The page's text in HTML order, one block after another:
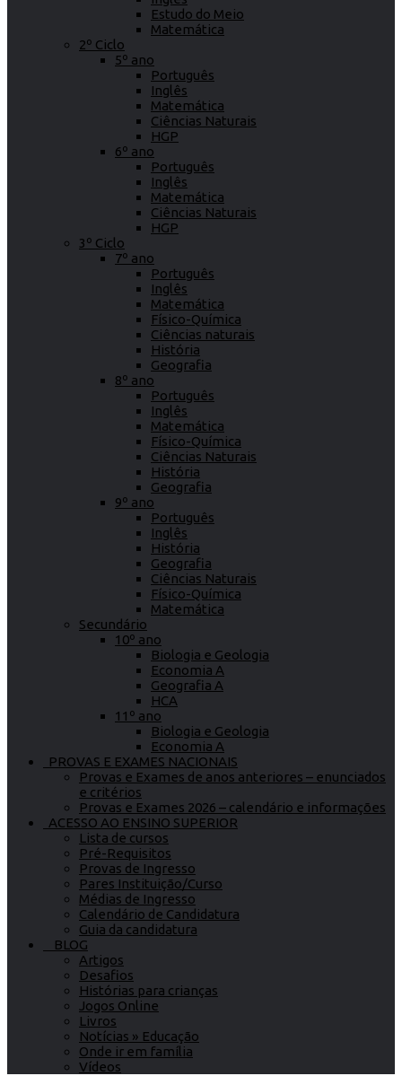
Estudo do Meio
Matemática
2º Ciclo
5º ano
Português
Inglês
Matemática
Ciências Naturais
HGP
6º ano
Português
Inglês
Matemática
Ciências Naturais
HGP
3º Ciclo
7º ano
Português
Inglês
Matemática
Físico-Química
Ciências naturais
História
Geografia
8º ano
Português
Inglês
Matemática
Físico-Química
Ciências Naturais
História
Geografia
9º ano
Português
Inglês
História
Geografia
Ciências Naturais
Físico-Química
Matemática
Secundário
10º ano
Biologia e Geologia
Economia A
Geografia A
HCA
11º ano
Biologia e Geologia
Economia A
PROVAS E EXAMES NACIONAIS
Provas e Exames de anos anteriores – enunciados
e critérios
Provas e Exames 2026 – calendário e informações
ACESSO AO ENSINO SUPERIOR
Lista de cursos
Pré-Requisitos
Provas de Ingresso
Pares Instituição/Curso
Médias de Ingresso
Calendário de Candidatura
Guia da candidatura
BLOG
Artigos
Desafios
Histórias para crianças
Jogos Online
Livros
Notícias » Educação
Onde ir em família
Vídeos